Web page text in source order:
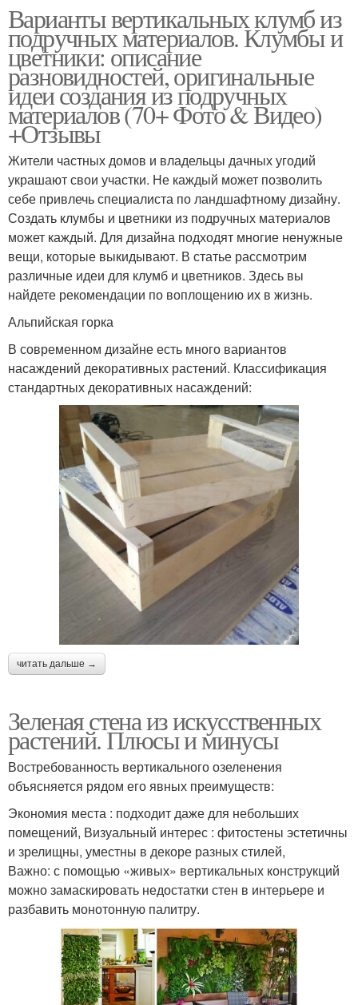
Варианты вертикальных клумб из
подручных материалов. Клумбы и
цветники: описание
разновидностей, оригинальные
идеи создания из подручных
материалов (70+ Фото & Видео)
+Отзывы
Жители частных домов и владельцы дачных угодий
украшают свои участки. Не каждый может позволить
себе привлечь специалиста по ландшафтному дизайну.
Создать клумбы и цветники из подручных материалов
может каждый. Для дизайна подходят многие ненужные
вещи, которые выкидывают. В статье рассмотрим
различные идеи для клумб и цветников. Здесь вы
найдете рекомендации по воплощению их в жизнь.
Альпийская горка
В современном дизайне есть много вариантов
насаждений декоративных растений. Классификация
стандартных декоративных насаждений:
читать дальше →
Зеленая стена из искусственных
растений. Плюсы и минусы
Востребованность вертикального озеленения
объясняется рядом его явных преимуществ:
Экономия места : подходит даже для небольших
помещений, Визуальный интерес : фитостены эстетичны
и зрелищны, уместны в декоре разных стилей,
Важно: с помощью «живых» вертикальных конструкций
можно замаскировать недостатки стен в интерьере и
разбавить монотонную палитру.